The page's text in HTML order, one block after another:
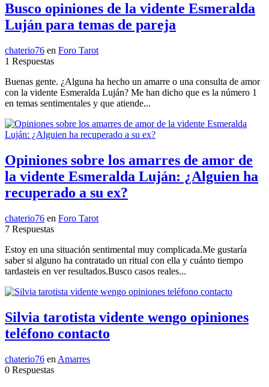
Busco opiniones de la vidente Esmeralda
Luján para temas de pareja
chaterio76 en Foro Tarot
1 Respuestas
Buenas gente. ¿Alguna ha hecho un amarre o una consulta de amor
con la vidente Esmeralda Luján? Me han dicho que es la número 1
en temas sentimentales y que atiende...
Opiniones sobre los amarres de amor de
la vidente Esmeralda Luján: ¿Alguien ha
recuperado a su ex?
chaterio76 en Foro Tarot
7 Respuestas
Estoy en una situación sentimental muy complicada.Me gustaría
saber si alguno ha contratado un ritual con ella y cuánto tiempo
tardasteis en ver resultados.Busco casos reales...
Silvia tarotista vidente wengo opiniones
teléfono contacto
chaterio76 en Amarres
0 Respuestas